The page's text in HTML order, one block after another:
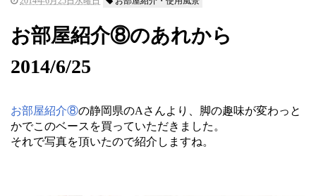
お部屋紹介⑧のあれから
2014/6/25
お部屋紹介⑧の静岡県のAさんより、脚の趣味が変わっと
かでこのベースを買っていただきました。
それで写真を頂いたので紹介しますね。